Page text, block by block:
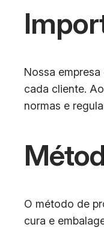
Nossa
cada cliente.
normas e
O método de
cura e